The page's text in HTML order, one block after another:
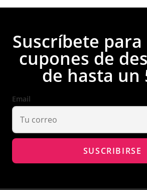
Suscríbete
cupones de
de hasta un
Email